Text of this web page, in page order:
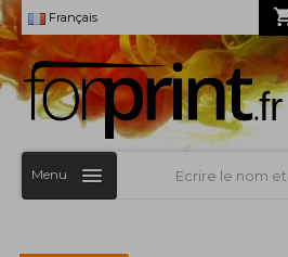
Français
Menu